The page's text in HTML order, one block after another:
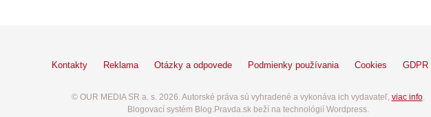
Kontakty Reklama Otázky a odpovede Podmienky používania Cookies GDPR
© OUR MEDIA SR a. s. 2026. Autorské práva sú vyhradené a vykonáva ich vydavateľ, viac info.
Blogovací systém Blog.Pravda.sk beží na technológií Wordpress.